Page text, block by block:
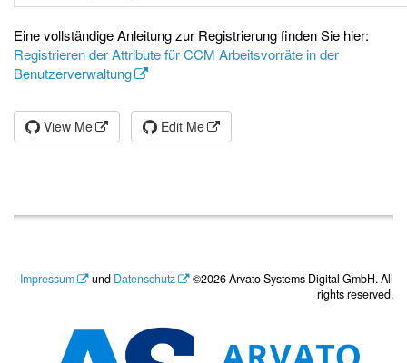
Eine vollständige Anleitung zur Registrierung finden Sie hier:
Registrieren der Attribute für CCM Arbeitsvorräte in der
Benutzerverwaltung
View Me Edit Me
Impressum und Datenschutz
©2026 Arvato Systems Digital GmbH. All
rights reserved.